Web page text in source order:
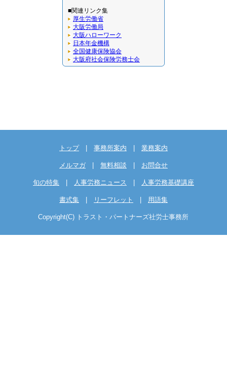
■関連リンク集
厚生労働省
大阪労働局
大阪ハローワーク
日本年金機構
全国健康保険協会
大阪府社会保険労務士会
トップ| 事務所案内 | 業務案内
メルマガ | 無料相談 | お問合せ
旬の特集 | 人事労務ニュース | 人事労務基礎講座
書式集 | リーフレット | 用語集
Copyright(C) トラスト・パートナーズ社労士事務所